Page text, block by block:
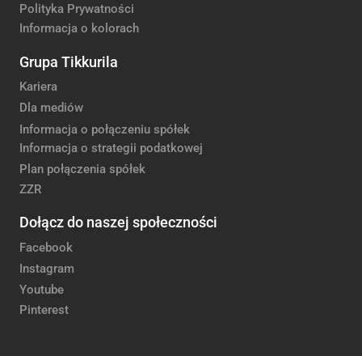
Polityka Prywatności
Informacja o kolorach
Grupa Tikkurila
Kariera
Dla mediów
Informacja o połączeniu spółek
Informacja o strategii podatkowej
Plan połączenia spółek
ZZR
Dołącz do naszej społeczności
Facebook
Instagram
Youtube
Pinterest